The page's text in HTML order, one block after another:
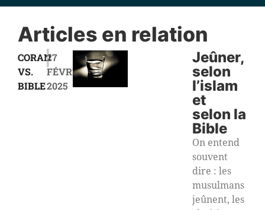
Articles en relation
CORAN
VS.
BIBLE
|27
FÉVRIER
2025
Jeûner,
selon
l’islam
et
selon la
Bible
On entend
souvent
dire : les
musulmans
jeûnent, les